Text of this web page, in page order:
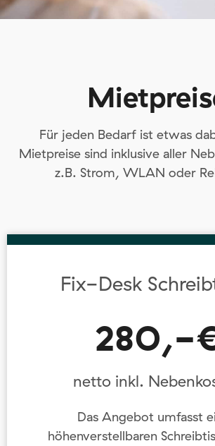
Für jeden Bedarf ist etwas
Mietpreise sind inklusive aller
z.B. Strom, WLAN oder
Fix-Desk
280,-
netto inkl.
Das Angebot umfasst
höhenverstellbaren